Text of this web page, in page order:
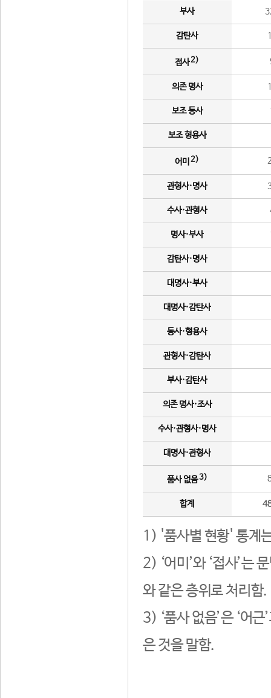
부사
감탄사
접사2)
의존 명사
보조 동사
보조 형용사
어미 2)
관형사·명사
수사·관형사
명사·부사
감탄사·명사
대명사·부사
대명사·감탄사
동사·형용사
관형사·감탄사
부사·감탄사
의존 명사·조사
수사·관형사·명사
대명사·관형사
품사 없음3)
합계
1) '품사별 현황' 통계
2) ‘어미’와 ‘접사’는
와 같은 층위로 처리함.
3) ‘품사 없음’은 ‘어
은 것을 말함.